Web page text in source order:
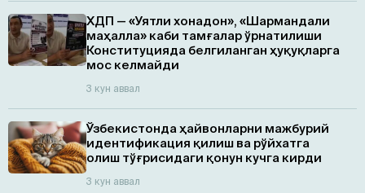
ХДП — «Уятли хонадон», «Шармандали
маҳалла» каби тамғалар ўрнатилиши
Конституцияда белгиланган ҳуқуқларга
мос келмайди
3 кун аввал
Ўзбекистонда ҳайвонларни мажбурий
идентификация қилиш ва рўйхатга
олиш тўғрисидаги қонун кучга кирди
3 кун аввал